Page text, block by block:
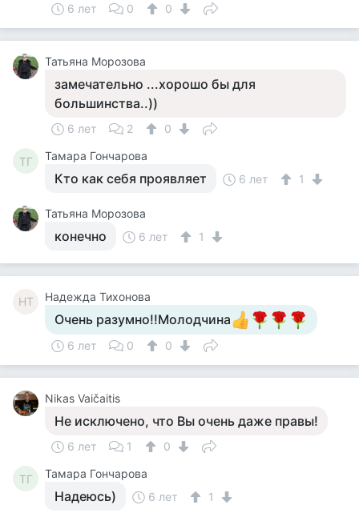
6 лет 0 0
Татьяна Морозова
замечательно ...хорошо бы для
большинства..))
6 лет 2 0
ТГ Тамара Гончарова
Кто как себя проявляет 6 лет 1
Татьяна Морозова
конечно 6 лет 1
НТ Надежда Тихонова
Очень разумно!!Молодчина
6 лет 0 0
Nikas Vaičaitis
Не исключено, что Вы очень даже правы!
6 лет 1 0
ТГ Тамара Гончарова
Надеюсь) 6 лет 1